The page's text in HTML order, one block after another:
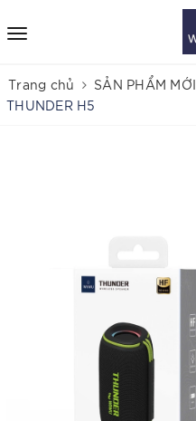
Trang chủ SẢN PHẨM MỚI
THUNDER H5